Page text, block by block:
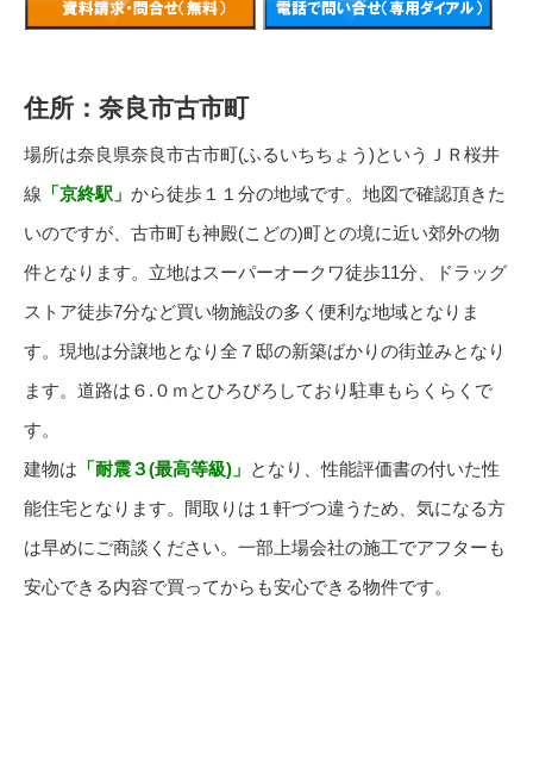
住所：奈良市古市町
場所は奈良県奈良市古市町(ふるいちちょう)というＪＲ桜井
線 「京終駅」 から徒歩１１分の地域です。地図で確認頂きた
いのですが、古市町も神殿(こどの)町との境に近い郊外の物
件となります。立地はスーパーオークワ徒歩11分、ドラッグ
ストア徒歩7分など買い物施設の多く便利な地域となりま
す。現地は分譲地となり全７邸の新築ばかりの街並みとなり
ます。道路は６.０ｍとひろびろしており駐車もらくらくで
す。
建物は 「耐震３(最高等級)」 となり、性能評価書の付いた性
能住宅となります。間取りは１軒づつ違うため、気になる方
は早めにご商談ください。一部上場会社の施工でアフターも
安心できる内容で買ってからも安心できる物件です。